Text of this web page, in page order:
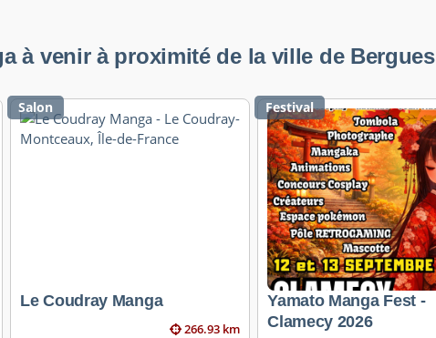
à venir à proximité de la ville de Bergues
Salon
Le Coudray Manga
266.93 km
Festival
Yamato Manga Fest -
Clamecy 2026